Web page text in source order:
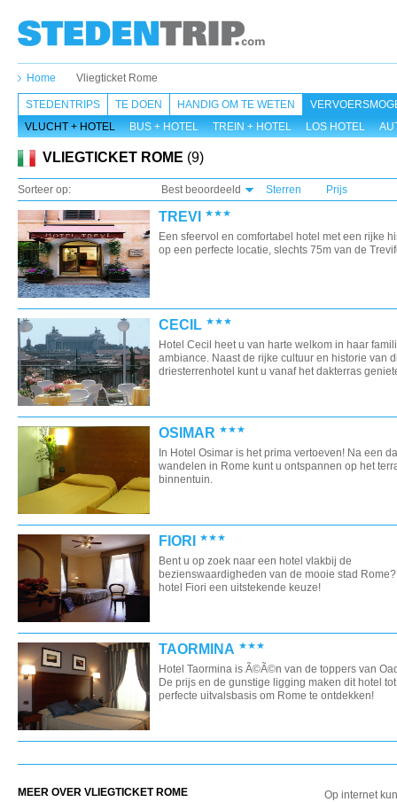
Home Vliegticket Rome
STEDENTRIPS TE DOEN HANDIG OM TE WETEN
VLUCHT + HOTEL
BUS + HOTEL TREIN + HOTEL LOS HOTEL
VLIEGTICKET ROME (9)
Sorteer op: Best beoordeeld Sterren Prijs
TREVI
Een sfeervol en comfortabel hotel met een rijke
op een perfecte locatie, slechts 75m van de
CECIL
Hotel Cecil heet u van harte welkom in haar
ambiance. Naast de rijke cultuur en historie van
driesterrenhotel kunt u vanaf het dakterras
OSIMAR
In Hotel Osimar is het prima vertoeven! Na een
wandelen in Rome kunt u ontspannen op het
binnentuin.
FIORI
Bent u op zoek naar een hotel vlakbij de
bezienswaardigheden van de mooie stad
hotel Fiori een uitstekende keuze!
TAORMINA
Hotel Taormina is Ã©Ã©n van de toppers van
De prijs en de gunstige ligging maken dit hotel
perfecte uitvalsbasis om Rome te ontdekken!
MEER OVER VLIEGTICKET ROME
Op internet